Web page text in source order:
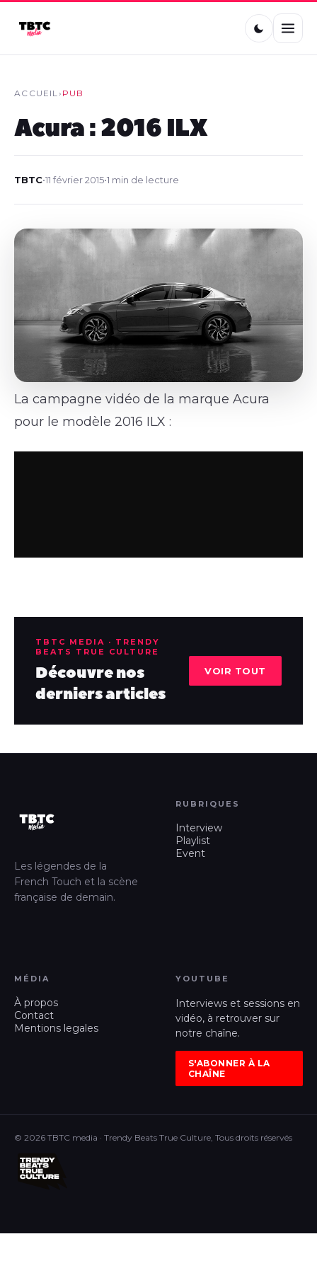
ACCUEIL› PUB
Acura : 2016 ILX
TBTC•11 février 2015•1 min de lecture
La campagne vidéo de la marque Acura
pour le modèle 2016 ILX :
TBTC MEDIA · TRENDY
BEATS TRUE CULTURE
Découvre nos
derniers articles
VOIR TOUT
Les légendes de la
French Touch et la scène
française de demain.
RUBRIQUES
Interview
Playlist
Event
MÉDIA
À propos
Contact
Mentions legales
YOUTUBE
Interviews et sessions en
vidéo, à retrouver sur
notre chaîne.
S'ABONNER À LA
CHAÎNE
© 2026 TBTC media · Trendy Beats True Culture, Tous droits réservés